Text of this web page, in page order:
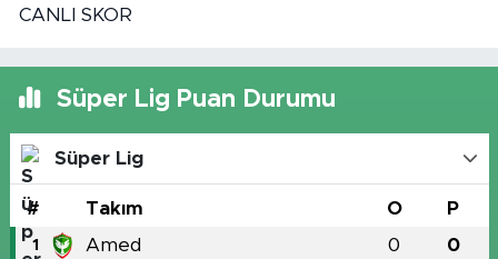
CANLI SKOR
Süper Lig Puan Durumu
Süper Lig
# Takım O P
1 Amed 0 0